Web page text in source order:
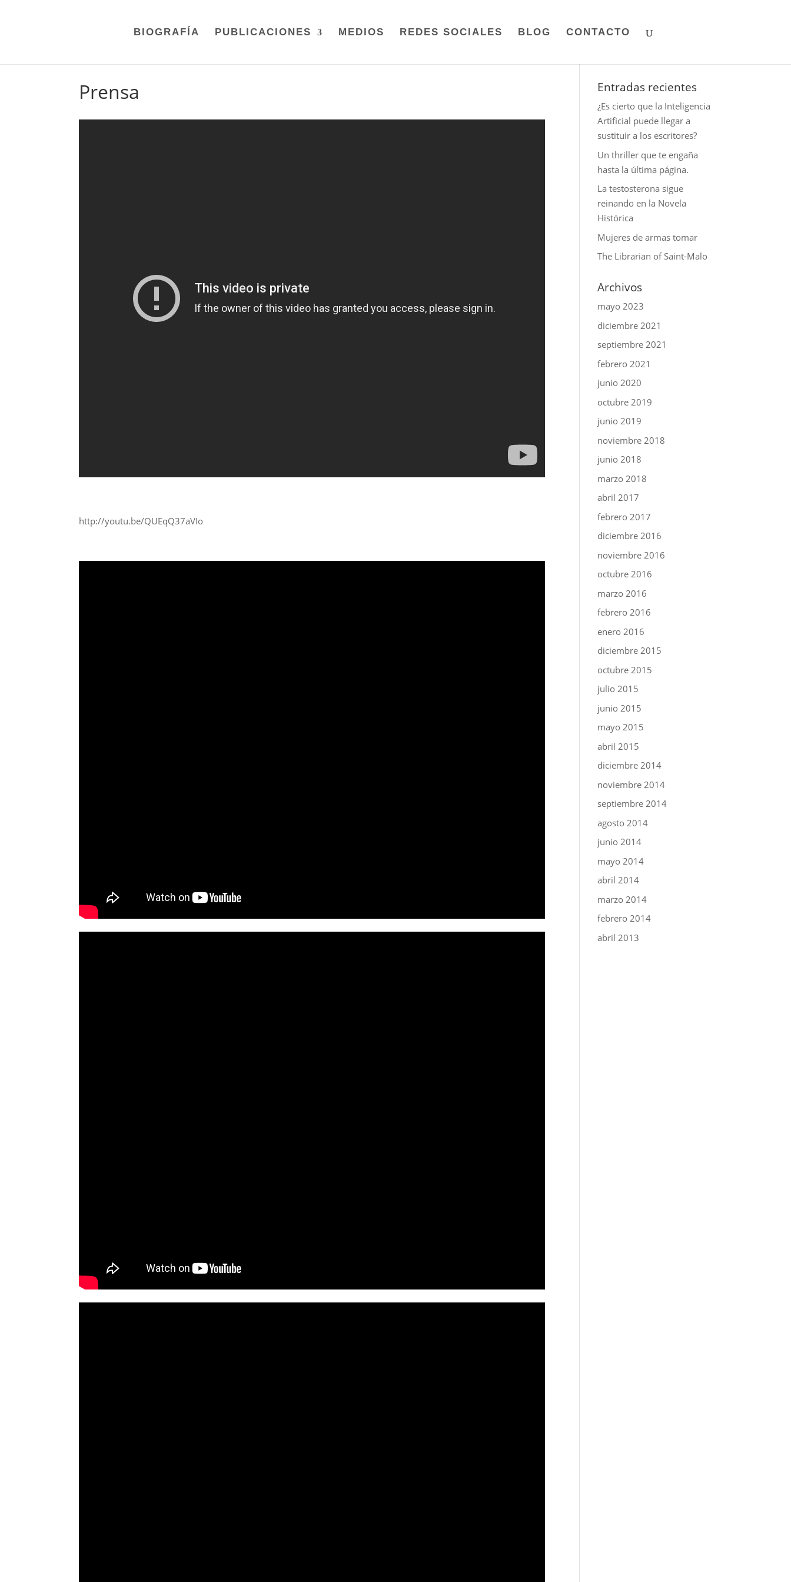
BIOGRAFÍA PUBLICACIONES MEDIOS REDES SOCIALES BLOG CONTACTO
Prensa
http://youtu.be/QUEqQ37aVIo
Entradas recientes
¿Es cierto que la Inteligencia
Artificial puede llegar a
sustituir a los escritores?
Un thriller que te engaña
hasta la última página.
La testosterona sigue
reinando en la Novela
Histórica
Mujeres de armas tomar
The Librarian of Saint-Malo
Archivos
mayo 2023
diciembre 2021
septiembre 2021
febrero 2021
junio 2020
octubre 2019
junio 2019
noviembre 2018
junio 2018
marzo 2018
abril 2017
febrero 2017
diciembre 2016
noviembre 2016
octubre 2016
marzo 2016
febrero 2016
enero 2016
diciembre 2015
octubre 2015
julio 2015
junio 2015
mayo 2015
abril 2015
diciembre 2014
noviembre 2014
septiembre 2014
agosto 2014
junio 2014
mayo 2014
abril 2014
marzo 2014
febrero 2014
abril 2013